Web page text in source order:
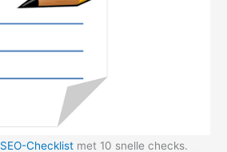
SEO-Checklist met 10 snelle checks.